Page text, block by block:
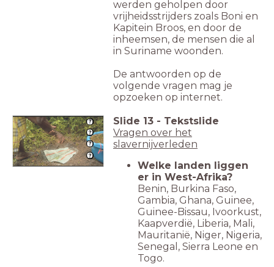
werden geholpen door
vrijheidsstrijders zoals Boni en
Kapitein Broos, en door de
inheemsen, de mensen die al
in Suriname woonden.
De antwoorden op de
volgende vragen mag je
opzoeken op internet.
Slide 13 - Tekstslide
Vragen over het
slavernijverleden
Welke landen liggen
er in West-Afrika?
Benin, Burkina Faso,
Gambia, Ghana, Guinee,
Guinee-Bissau, Ivoorkust,
Kaapverdië, Liberia, Mali,
Mauritanië, Niger, Nigeria,
Senegal, Sierra Leone en
Togo.